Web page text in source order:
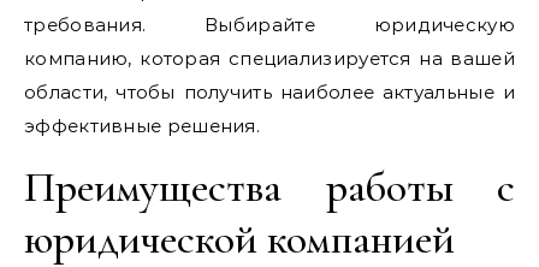
требования. Выбирайте юридическую
компанию, которая специализируется на вашей
области, чтобы получить наиболее актуальные и
эффективные решения.
Преимущества работы с
юридической компанией